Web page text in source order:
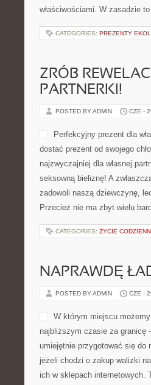
właściwościami. W zasadzie
CATEGORIES: PREZENTY
ZRÓB
PARTNERKI!
POSTED BY ADMIN CZE -
Perfekcyjny prezent dla
dostać prezent od swojego
najzwyczajniej dla własnej
seksowną bieliznę! A
zadowoli naszą dziewczynę,
Przecież nie ma zbyt wielu
CATEGORIES: ŻYCIE
NAPRAWDĘ
POSTED BY ADMIN CZE -
W którym miejscu
najbliższym czasie za granicę
umiejętnie przygotować się
jeżeli chodzi o zakup walizki
ich w sklepach internetowych.